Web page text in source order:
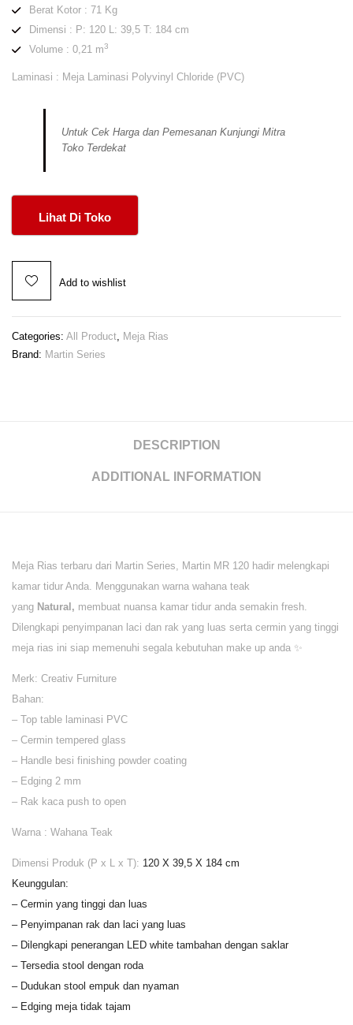
Berat Kotor : 71 Kg
Dimensi : P: 120 L: 39,5 T: 184 cm
Volume : 0,21 m3
Laminasi : Meja Laminasi Polyvinyl Chloride (PVC)
Untuk Cek Harga dan Pemesanan Kunjungi Mitra
Toko Terdekat
Lihat Di Toko
Add to wishlist
Categories: All Product, Meja Rias
Brand: Martin Series
DESCRIPTION
ADDITIONAL INFORMATION
Meja Rias terbaru dari Martin Series, Martin MR 120 hadir melengkapi
kamar tidur Anda. Menggunakan warna wahana teak
yang Natural, membuat nuansa kamar tidur anda semakin fresh.
Dilengkapi penyimpanan laci dan rak yang luas serta cermin yang tinggi
meja rias ini siap memenuhi segala kebutuhan make up anda ✨
Merk: Creativ Furniture
Bahan:
– Top table laminasi PVC
– Cermin tempered glass
– Handle besi finishing powder coating
– Edging 2 mm
– Rak kaca push to open
Warna : Wahana Teak
Dimensi Produk (P x L x T): 120 X 39,5 X 184 cm
Keunggulan:
– Cermin yang tinggi dan luas
– Penyimpanan rak dan laci yang luas
– Dilengkapi penerangan LED white tambahan dengan saklar
– Tersedia stool dengan roda
– Dudukan stool empuk dan nyaman
– Edging meja tidak tajam